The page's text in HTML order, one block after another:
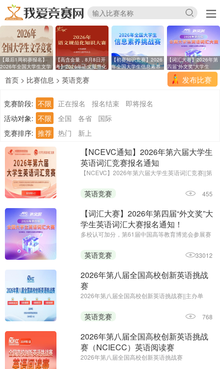
【最后1周初赛报名】
2026年全国大学生文学
【高含金量，8月8日开
考】2026年语文规范化
【初赛知识竞赛】2026
年全国大学生信息素养
【词汇大赛】2026年第
四届“外文奖”大学生
发布比赛
首页 > 比赛信息 > 英语竞赛
竞赛阶段: 不限 正在报名 报名结束
即将报名
活动对象: 不限 全国 各省
国际
竞赛排序: 推荐 热门 新上
【NCEVC通知】2026年第六届大学生
英语词汇竞赛报名通知
【NCEVC】2026年第六届大学生英语词汇竞赛||第
英语竞赛 455
【词汇大赛】2026年第四届“外文奖”大
学生英语词汇大赛报名通知！
多校认可加分，第61届中国高等教育博览会参展赛
英语竞赛 33012
2026年第八届全国高校创新英语挑战
赛
2026年第八届全国高校创新英语挑战赛||主办单
杂志||报名时间：即日起—2026年12月25日
英语竞赛 768
2026年第八届全国高校创新英语挑战
赛（NCIECC）英语阅读赛
2026年第八届全国高校创新英语挑战赛